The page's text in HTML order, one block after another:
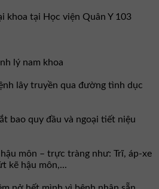
khoa tại Học viện Quân Y 103
lý nam khoa
lây truyền qua đường tình dục
bao quy đầu và ngoại tiết niệu
môn – trực tràng như: Trĩ, áp-xe
kẽ hậu môn,...